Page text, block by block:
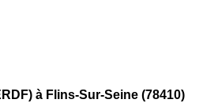
à Flins-Sur-Seine (78410)